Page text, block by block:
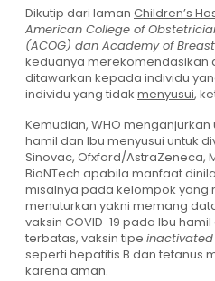
Dikutip dari laman Children’s
American College of
(ACOG) dan Academy of
keduanya merekomendasikan
ditawarkan kepada individu
individu yang tidak menyusui,
Kemudian, WHO
hamil dan Ibu menyusui untuk
Sinovac, Ofxford/AstraZeneca,
BioNTech apabila manfaat
misalnya pada kelompok yang
menuturkan yakni memang
vaksin COVID-19 pada Ibu
terbatas, vaksin tipe inactivated
seperti hepatitis B dan tetanus
karena aman.